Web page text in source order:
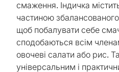
смаження. Індичка
частиною
щоб побалувати себе
сподобаються всім
овочеві салати або рис.
універсальним і